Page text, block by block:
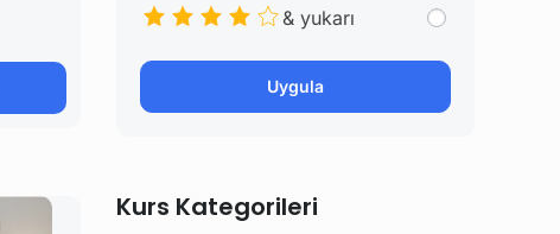
& yukarı
Uygula
Kurs Kategorileri